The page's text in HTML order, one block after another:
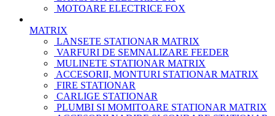
MOTOARE ELECTRICE FOX
MATRIX
LANSETE STATIONAR MATRIX
VARFURI DE SEMNALIZARE FEEDER
MULINETE STATIONAR MATRIX
ACCESORII, MONTURI STATIONAR MATRIX
FIRE STATIONAR
CARLIGE STATIONAR
PLUMBI SI MOMITOARE STATIONAR MATRIX